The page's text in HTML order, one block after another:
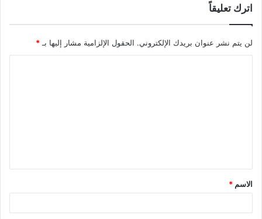
اترك تعليقاً
لن يتم نشر عنوان بريدك الإلكتروني. الحقول الإلزامية مشار إليها بـ *
ق
*
الاسم *